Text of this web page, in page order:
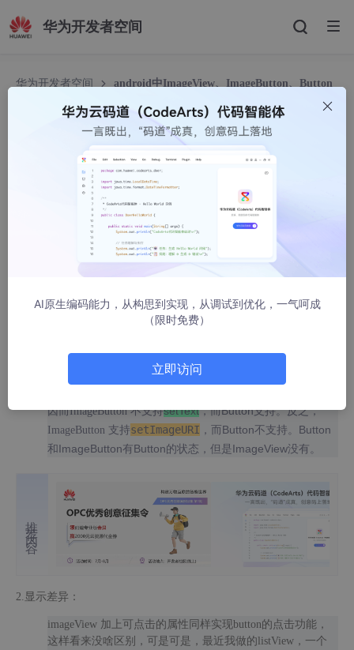
华为开发者空间
华为开发者空间
android中ImageView、ImageButton、Button
android中ImageView、ImageButton、Button之
间的区别
天下布武8
31775人浏览 · 2013-01-12 22:33:51
java.lang.Object ↳ android.view.View
android.widget.ImageView↳
java.lang.Object ↳ android.view.View ↳
android.widget.TextView ↳
android.widget.Button
因而ImageButton 不支持setText，而Button支持。反之，
ImageButton 支持setImageURI ，而Button不支持。Button
和ImageButton有Button的状态，但是ImageView没有。
推荐内容
2.显示差异：
imageView 加上可点击的属性同样实现button的点击功能，
这样看来没啥区别，可是可是，最近我做的listView，一个
AI原生编码能力，从构思到实现，从调试到优化，一气呵成
（限时免费）
立即访问